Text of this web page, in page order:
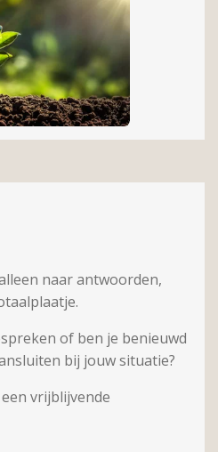
naar antwoorden,
of ben je benieuwd
bij jouw situatie?
vrijblijvende